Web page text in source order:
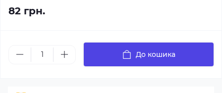
82 грн.
До кошика